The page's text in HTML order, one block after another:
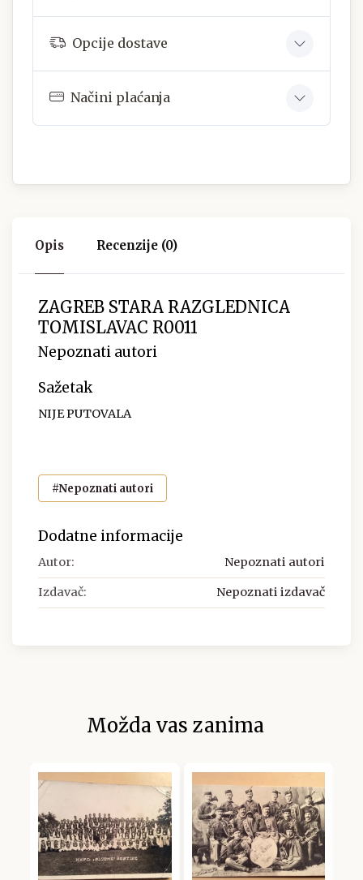
Opcije dostave
Načini plaćanja
Opis Recenzije (0)
ZAGREB STARA RAZGLEDNICA
TOMISLAVAC R0011
Nepoznati autori
Sažetak
NIJE PUTOVALA
#Nepoznati autori
Dodatne informacije
Autor: Nepoznati autori
Izdavač: Nepoznati izdavač
Možda vas zanima